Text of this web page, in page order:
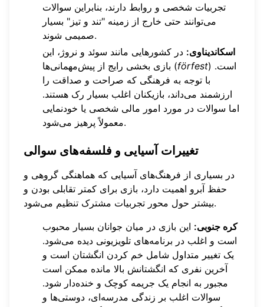
تجربیات شخصی و روابط دارند، بنابراین سوالات
می‌توانند حتی خارج از زمینه "تند و تیز" بسیار
صمیمی شوند.
اسکاندیناوی: در کشورهایی مانند سوئد و نروژ، این
بازی بخشی رایج از پیش‌مهمانی‌ها (förfest) است.
با توجه به فرهنگی که صراحت و صداقت را
ارزشمند می‌داند، بازیکنان اغلب بسیار رک هستند.
اما سوالات در مورد امور مالی شخصی یا خودنمایی
معمولاً پرهیز می‌شود.
تغییرات آسیایی و فلسفه‌های سوالی
در بسیاری از فرهنگ‌های آسیایی که هماهنگی گروهی و
حفظ آبرو اهمیت دارد، بازی برای کمتر تقابلی بودن و
بیشتر حول محور تجربیات مشترک تنظیم می‌شود.
کره جنوبی: این بازی در میان جوانان بسیار محبوب
است و اغلب در برنامه‌های تلویزیونی دیده می‌شود.
یک تغییر متداول شامل خم کردن انگشتان است و
آخرین نفری که انگشتانش بالا مانده ممکن است
مجبور به انجام یک جریمه کوچک و خنده‌دار شود.
سوالات اغلب بر زندگی مدرسه‌ای، دوستی‌ها و